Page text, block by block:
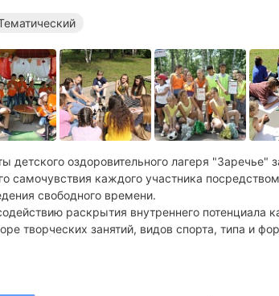
детского оздоровительного лагеря "Заречье"
самочувствия каждого участника
свободного времени.
раскрытия внутреннего
творческих занятий, видов спорта, типа и